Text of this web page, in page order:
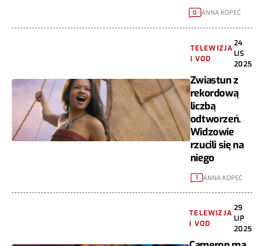
0 ANNA KOPEĆ
TELEWIZJA
I VOD
24
LIS
2025
Zwiastun z
rekordową
liczbą
odtworzeń.
Widzowie
rzucili się na
niego
1 ANNA KOPEĆ
TELEWIZJA
I VOD
29
LIP
2025